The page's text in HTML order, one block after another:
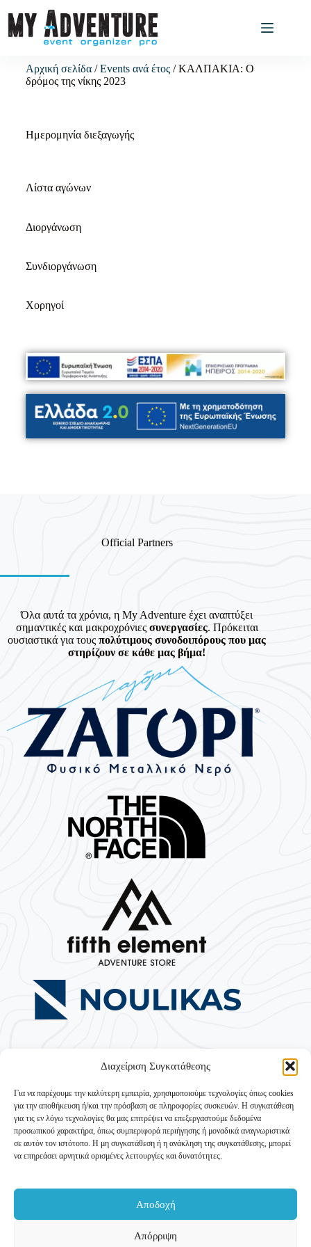
Διαχείριση Συγκατάθεσης
Για να παρέχουμε την καλύτερη εμπειρία, χρησιμοποιούμε τεχνολογίες όπως cookies
για την αποθήκευση ή/και την πρόσβαση σε πληροφορίες συσκευών. Η συγκατάθεση
για τις εν λόγω τεχνολογίες θα μας επιτρέψει να επεξεργαστούμε δεδομένα
προσωπικού χαρακτήρα, όπως συμπεριφορά περιήγησης ή μοναδικά αναγνωριστικά
σε αυτόν τον ιστότοπο. Η μη συγκατάθεση ή η ανάκληση της συγκατάθεσης, μπορεί
να επηρεάσει αρνητικά ορισμένες λειτουργίες και δυνατότητες.
Αποδοχή
Απόρριψη
Αρχική σελίδα/Events ανά έτος/ ΚΑΛΠΑΚΙΑ: Ο
δρόμος της νίκης 2023
Ημερομηνία διεξαγωγής
Λίστα αγώνων
Διοργάνωση
Συνδιοργάνωση
Χορηγοί
Official Partners
Όλα αυτά τα χρόνια, η My Adventure έχει αναπτύξει
σημαντικές και μακροχρόνιες συνεργασίες. Πρόκειται
ουσιαστικά για τουςπολύτιμους συνοδοιπόρους που μας
στηρίζουν σε κάθε μας βήμα!
Τουρισμός»)
Εταιρικά στοιχείαΕπικοινωνία